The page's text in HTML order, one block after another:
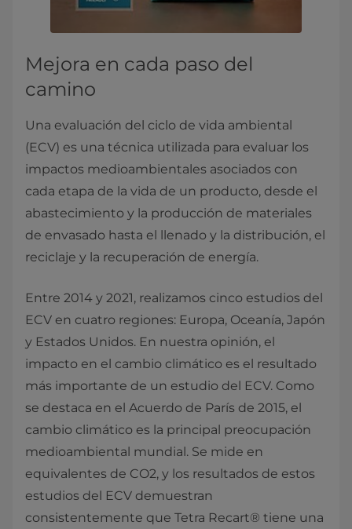
Mejora en cada paso del
camino
Una evaluación del ciclo de vida ambiental
(ECV) es una técnica utilizada para evaluar los
impactos medioambientales asociados con
cada etapa de la vida de un producto, desde el
abastecimiento y la producción de materiales
de envasado hasta el llenado y la distribución, el
reciclaje y la recuperación de energía.
Entre 2014 y 2021, realizamos cinco estudios del
ECV en cuatro regiones: Europa, Oceanía, Japón
y Estados Unidos. En nuestra opinión, el
impacto en el cambio climático es el resultado
más importante de un estudio del ECV. Como
se destaca en el Acuerdo de París de 2015, el
cambio climático es la principal preocupación
medioambiental mundial. Se mide en
equivalentes de CO2, y los resultados de estos
estudios del ECV demuestran
consistentemente que Tetra Recart® tiene una